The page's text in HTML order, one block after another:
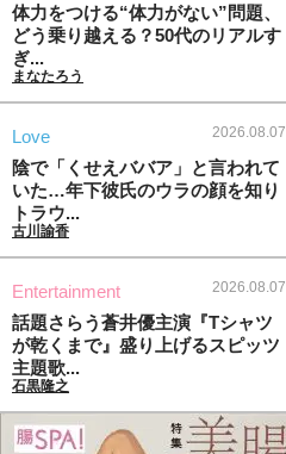
体力をつける“体力がない”問題、
どう乗り越える？50代のリアルす
ぎ...
まなたろう
Love 2026.08.07
陰で「くせえババア」と言われて
いた…年下彼氏のウラの顔を知り
トラウ...
古川諭香
Entertainment 2026.08.07
話題さらう蒼井優主演『Tシャツ
が乾くまで』盛り上げるスピッツ
主題歌...
石黒隆之